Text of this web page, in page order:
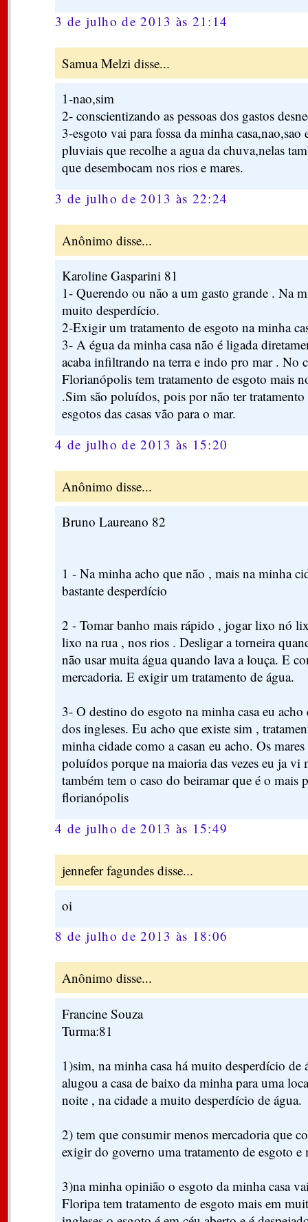
3 de julho de 2013 às 21:14
Samua Melzi disse...
1-nao,sim
2- conscientizando as pessoas dos gastos
3-esgoto vai para fossa da minha casa,nao,sao
pluviais que recolhe a agua da chuva,nelas
que desembocam nos rios e mares.
3 de julho de 2013 às 22:24
Anônimo disse...
Karoline Gasparini 81
1- Querendo ou não a um gasto grande . Na
muito desperdício.
2-Exigir um tratamento de esgoto na minha
3- A égua da minha casa não é ligada
acaba infiltrando na terra e indo pro mar . No
Florianópolis tem tratamento de esgoto mais
.Sim são poluídos, pois por não ter
esgotos das casas vão para o mar.
4 de julho de 2013 às 15:20
Anônimo disse...
Bruno Laureano 82
1 - Na minha acho que não , mais na minha
bastante desperdício
2 - Tomar banho mais rápido , jogar lixo nó
lixo na rua , nos rios . Desligar a torneira
não usar muita água quando lava a louça. E
mercadoria. E exigir um tratamento de água.
3- O destino do esgoto na minha casa eu
dos ingleses. Eu acho que existe sim ,
minha cidade como a casan eu acho. Os
poluídos porque na maioria das vezes eu ja
também tem o caso do beiramar que é o mais
florianópolis
4 de julho de 2013 às 15:49
jennefer fagundes disse...
oi
8 de julho de 2013 às 18:06
Anônimo disse...
Francine Souza
Turma:81
1)sim, na minha casa há muito desperdício de
alugou a casa de baixo da minha para uma
noite , na cidade a muito desperdício de água.
2) tem que consumir menos mercadoria que
exigir do governo uma tratamento de esgoto
3)na minha opinião o esgoto da minha casa
Floripa tem tratamento de esgoto mais em